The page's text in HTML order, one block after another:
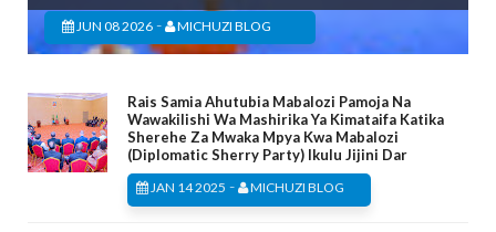
JUN 08 2026 - MICHUZI BLOG
Rais Samia Ahutubia Mabalozi Pamoja Na
Wawakilishi Wa Mashirika Ya Kimataifa Katika
Sherehe Za Mwaka Mpya Kwa Mabalozi
(Diplomatic Sherry Party) Ikulu Jijini Dar
JAN 14 2025 - MICHUZI BLOG